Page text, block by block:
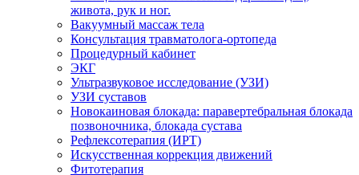
живота, рук и ног.
Вакуумный массаж тела
Консультация травматолога-ортопеда
Процедурный кабинет
ЭКГ
Ультразвуковое исследование (УЗИ)
УЗИ суставов
Новокаиновая блокада: паравертебральная блокада
позвоночника, блокада сустава
Рефлексотерапия (ИРТ)
Искусственная коррекция движений
Фитотерапия